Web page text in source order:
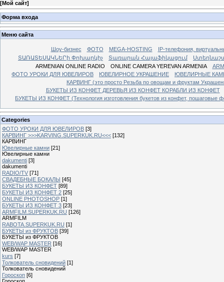
[Мой сайт]
Форма входа
Меню сайта
Шоу-бизнес ФОТО MEGA-HOSTING
IP-телефония,
ՏԱՌԱՏԵՍԱԿՆԵՐի Փոխարկիչ
Տառարան Հայաֆիկացում
ARMENIAN ONLINE RADIO
ONLINE CAMERA YEREVAN ARMENIA
ФОТО УРОКИ ДЛЯ ЮВЕЛИРОВ
ЮВЕЛИРНОЕ УКРАШЕНИЕ
ЮВЕЛИРНЫЕ
КАРВИНГ (это просто Резьба по овощам и фруктам
БУКЕТЫ ИЗ КОНФЕТ ДЕРЕВЬЯ ИЗ КОНФЕТ КОРАБЛИ ИЗ КОНФЕТ
БУКЕТЫ ИЗ КОНФЕТ (Технология изготовления букетов из конфет, пошаговые
Categories
ФОТО УРОКИ ДЛЯ ЮВЕЛИРОВ [3]
КАРВИНГ >>>KARVING.SUPERKUK.RU<<< [132]
КАРВИНГ
Ювелирные камни [21]
Ювелирные камни
dakumenti [3]
dakumenti
RADIO/TV [71]
СВАДЕБНЫЕ БОКАЛЫ [45]
БУКЕТЫ ИЗ КОНФЕТ [89]
БУКЕТЫ ИЗ КОНФЕТ 2 [25]
ONLINE PHOTOSHOP [1]
БУКЕТЫ ИЗ КОНФЕТ 3 [23]
ARMFILM.SUPERKUK.RU [126]
ARMFILM
RABOTA.SUPERKUK.RU [1]
БУКЕТЫ из ФРУКТОВ [39]
БУКЕТЫ из ФРУКТОВ
WEB/WAP MASTER [16]
WEB/WAP MASTER
kurs [7]
Толкователь сновидений [1]
Толкователь сновидений
Гороскоп [6]